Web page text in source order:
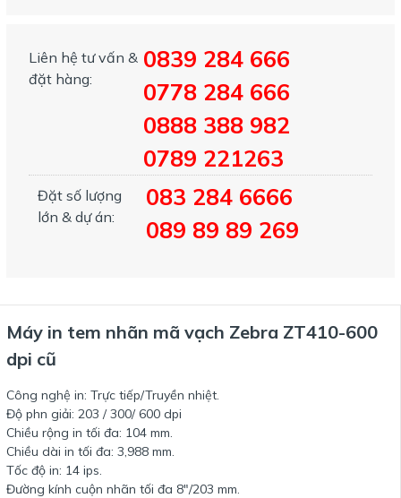
Liên hệ tư vấn &
đặt hàng:
0839 284 666
0778 284 666
0888 388 982
0789 221263
Đặt số lượng
lớn & dự án:
083 284 6666
089 89 89 269
Máy in tem nhãn mã vạch Zebra ZT410-600
dpi cũ
Công nghệ in: Trực tiếp/Truyền nhiệt.
Độ phn giải: 203 / 300/ 600 dpi
Chiều rộng in tối đa: 104 mm.
Chiều dài in tối đa: 3,988 mm.
Tốc độ in: 14 ips.
Đường kính cuộn nhãn tối đa 8"/203 mm.